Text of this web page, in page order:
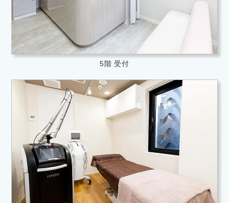
5階 受付